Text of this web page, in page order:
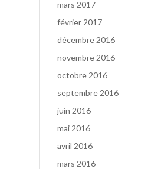
mars 2017
février 2017
décembre 2016
novembre 2016
octobre 2016
septembre 2016
juin 2016
mai 2016
avril 2016
mars 2016